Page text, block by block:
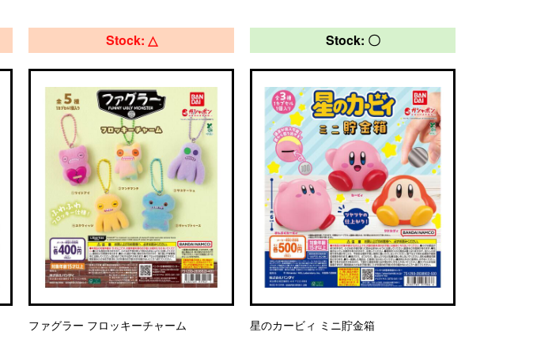
Stock: △
ファグラー フロッキーチャーム
Stock: 〇
星のカービィ ミニ貯金箱